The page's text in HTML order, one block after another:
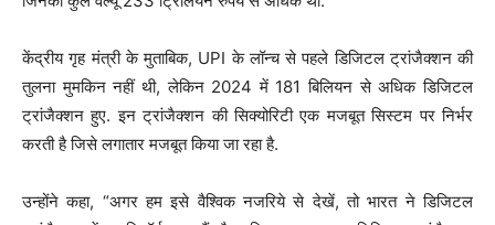
केंद्रीय गृह मंत्री के मुताबिक, UPI के लॉन्च से पहले डिजिटल ट्रांजैक्शन की
तुलना मुमकिन नहीं थी, लेकिन 2024 में 181 बिलियन से अधिक डिजिटल
ट्रांजैक्शन हुए. इन ट्रांजैक्शन की सिक्योरिटी एक मजबूत सिस्टम पर निर्भर
करती है जिसे लगातार मजबूत किया जा रहा है.
उन्होंने कहा, “अगर हम इसे वैश्विक नजरिये से देखें, तो भारत ने डिजिटल